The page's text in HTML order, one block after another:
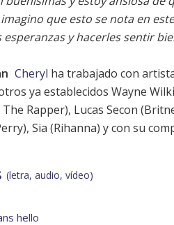
que esto se nota en
y hacerles sentir
Cheryl ha trabajado con
ya establecidos Wayne
Rapper), Lucas Secon (
), Sia (Rihanna) y con su
(letra, audio, vídeo)
hello